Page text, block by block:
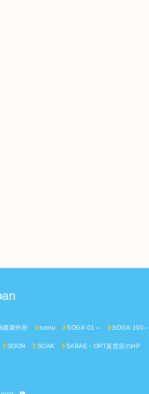
鏡製作所 somu SOGX-01～ SOGX-100～
SOON SOAK SABAE・OPT直営店のHP